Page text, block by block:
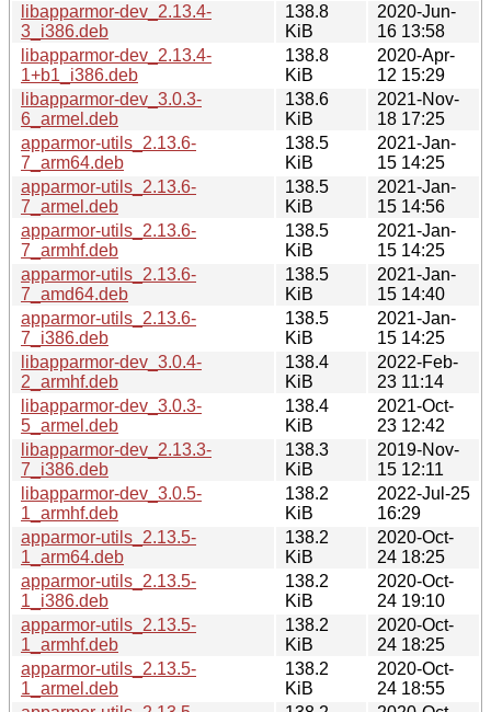
libapparmor-dev_2.13.4-
3_i386.deb
138.8
KiB
2020-Jun-
16 13:58
libapparmor-dev_2.13.4-
1+b1_i386.deb
138.8
KiB
2020-Apr-
12 15:29
libapparmor-dev_3.0.3-
6_armel.deb
138.6
KiB
2021-Nov-
18 17:25
apparmor-utils_2.13.6-
7_arm64.deb
138.5
KiB
2021-Jan-
15 14:25
apparmor-utils_2.13.6-
7_armel.deb
138.5
KiB
2021-Jan-
15 14:56
apparmor-utils_2.13.6-
7_armhf.deb
138.5
KiB
2021-Jan-
15 14:25
apparmor-utils_2.13.6-
7_amd64.deb
138.5
KiB
2021-Jan-
15 14:40
apparmor-utils_2.13.6-
7_i386.deb
138.5
KiB
2021-Jan-
15 14:25
libapparmor-dev_3.0.4-
2_armhf.deb
138.4
KiB
2022-Feb-
23 11:14
libapparmor-dev_3.0.3-
5_armel.deb
138.4
KiB
2021-Oct-
23 12:42
libapparmor-dev_2.13.3-
7_i386.deb
138.3
KiB
2019-Nov-
15 12:11
libapparmor-dev_3.0.5-
1_armhf.deb
138.2
KiB
2022-Jul-25
16:29
apparmor-utils_2.13.5-
1_arm64.deb
138.2
KiB
2020-Oct-
24 18:25
apparmor-utils_2.13.5-
1_i386.deb
138.2
KiB
2020-Oct-
24 19:10
apparmor-utils_2.13.5-
1_armhf.deb
138.2
KiB
2020-Oct-
24 18:25
apparmor-utils_2.13.5-
1_armel.deb
138.2
KiB
2020-Oct-
24 18:55